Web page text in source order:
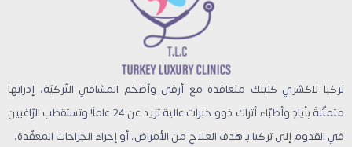
تركيا لاكشري كلينك متعاقدة مع أرقى وأضخم المشافي التّركيّة، إدراتها
متمثّلةً بأيادٍ وأطبّاء أتراك ذوو خبرات عالية تزيد عن 24 عاماً! وتستقطب الرّاغبين
في القدوم إلى تركيا بـ هدف العلاج من الأمراض، أو إجراء الجراحات المعقّدة،